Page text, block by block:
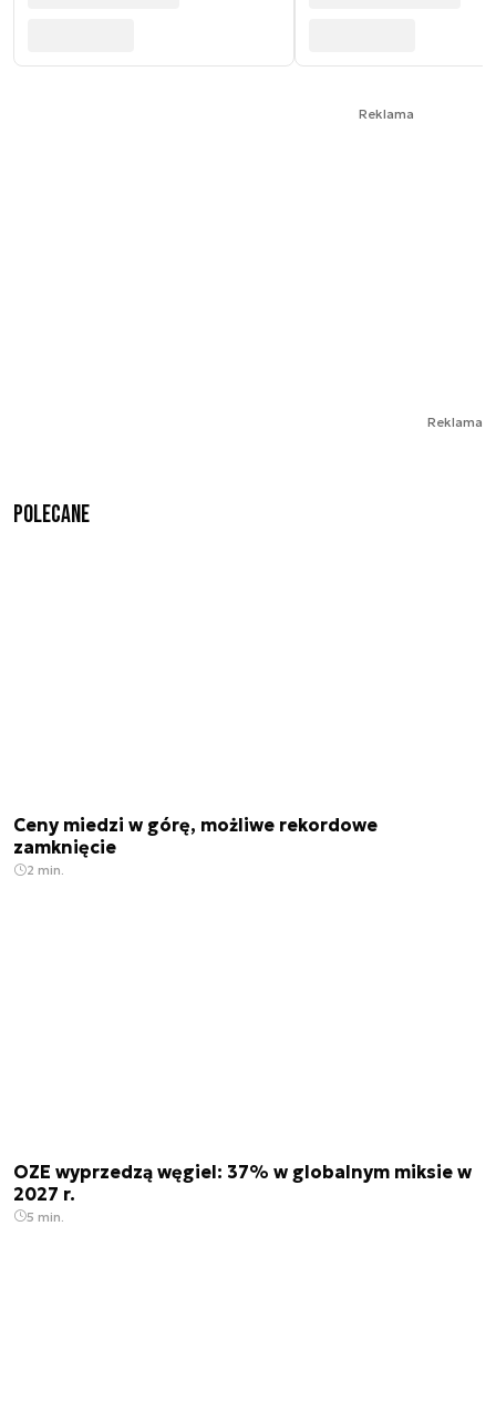
Reklama
Reklama
Polecane
Ceny miedzi w górę, możliwe rekordowe
zamknięcie
2 min.
OZE wyprzedzą węgiel: 37% w globalnym miksie w
2027 r.
5 min.